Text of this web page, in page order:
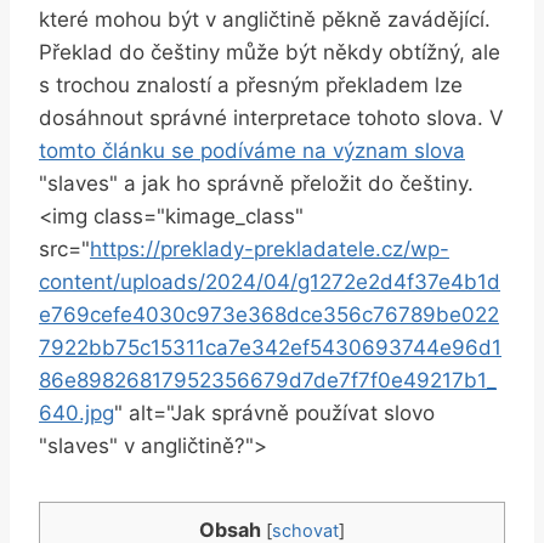
které mohou být v angličtině pěkně zavádějící.
Překlad do češtiny může být někdy‍ obtížný, ale
s trochou znalostí a přesným překladem lze
dosáhnout správné interpretace tohoto slova. V
tomto článku se podíváme na význam slova
"slaves" a jak ho správně přeložit do češtiny.
<img class="kimage_class"
src="https://preklady-prekladatele.cz/wp-
content/uploads/2024/04/g1272e2d4f37e4b1d
e769cefe4030c973e368dce356c76789be022
7922bb75c15311ca7e342ef5430693744e96d1
86e89826817952356679d7de7f7f0e49217b1_
640.jpg" alt="Jak ‍správně používat slovo
"slaves" v​ angličtině?">
Obsah [schovat]